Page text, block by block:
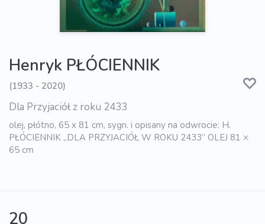
Henryk PŁÓCIENNIK
(1933 - 2020)
Dla Przyjaciół z roku 2433
olej, płótno, 65 x 81 cm, sygn. i opisany na odwrocie: H.
PŁÓCIENNIK „DLA PRZYJACIÓŁ W ROKU 2433” OLEJ 81 ×
65 cm
20